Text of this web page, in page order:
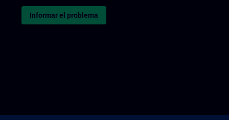
Informar el problema